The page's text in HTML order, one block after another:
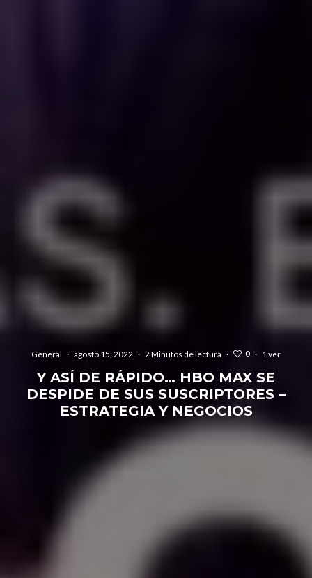
General · agosto 15, 2022 · 2 Minutos de lectura · 0 · 1 ver
Y ASÍ DE RÁPIDO… HBO MAX SE
DESPIDE DE SUS SUSCRIPTORES –
ESTRATEGIA Y NEGOCIOS